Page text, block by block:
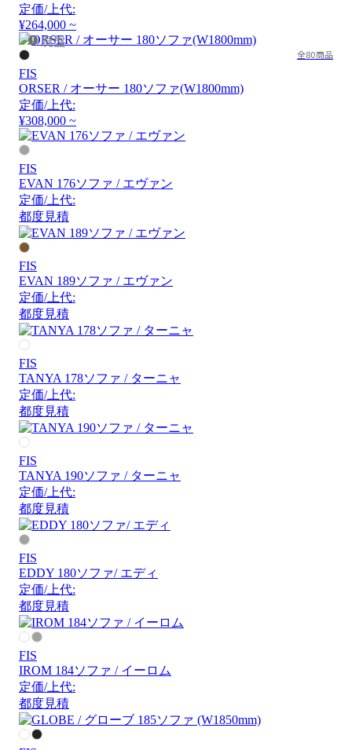
定価/上代:
¥264,000 ~
廃盤
全80商品
FIS
ORSER / オーサー 180ソファ(W1800mm)
定価/上代:
¥308,000 ~
FIS
EVAN 176ソファ / エヴァン
定価/上代:
都度見積
FIS
EVAN 189ソファ / エヴァン
定価/上代:
都度見積
FIS
TANYA 178ソファ / ターニャ
定価/上代:
都度見積
FIS
TANYA 190ソファ / ターニャ
定価/上代:
都度見積
FIS
EDDY 180ソファ/ エディ
定価/上代:
都度見積
FIS
IROM 184ソファ / イーロム
定価/上代:
都度見積